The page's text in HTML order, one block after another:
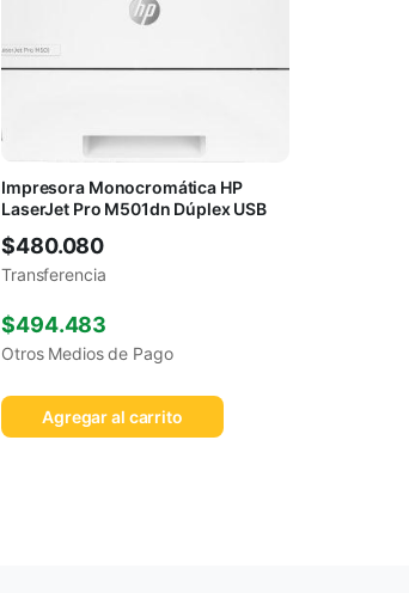
Impresora Monocromática HP
LaserJet Pro M501dn Dúplex USB
$480.080
Transferencia
$494.483
Otros Medios de Pago
Agregar al carrito